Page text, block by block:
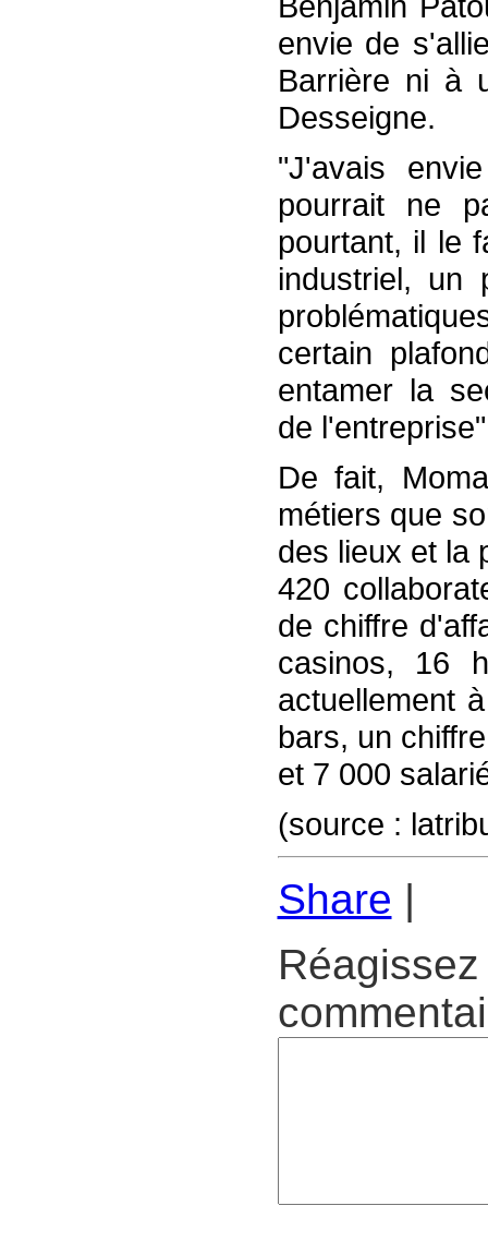
envie de
Barrière ni à
Desseigne.
"J'avais
pourrait ne
pourtant, il le
industriel, un
certain
entamer la
de
De fait,
métiers que
des lieux et la
420
de chiffre
casinos, 16
actuellement
bars, un
et 7 000
(source :
Share |